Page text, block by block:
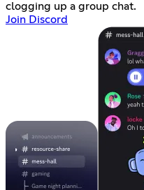
clogging up a group chat.
Join Discord